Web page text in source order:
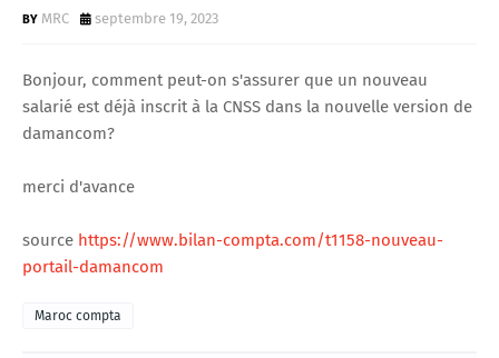
MRC septembre 19, 2023
Bonjour, comment peut-on s'assurer que un nouveau
salarié est déjà inscrit à la CNSS dans la nouvelle version de
damancom?
merci d'avance
source https://www.bilan-compta.com/t1158-nouveau-
portail-damancom
Maroc compta